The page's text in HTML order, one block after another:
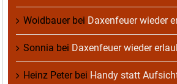
Woidbauerbei Daxenfeuer wieder
Sonnia bei Daxenfeuer wieder
Heinz Peterbei Handy statt